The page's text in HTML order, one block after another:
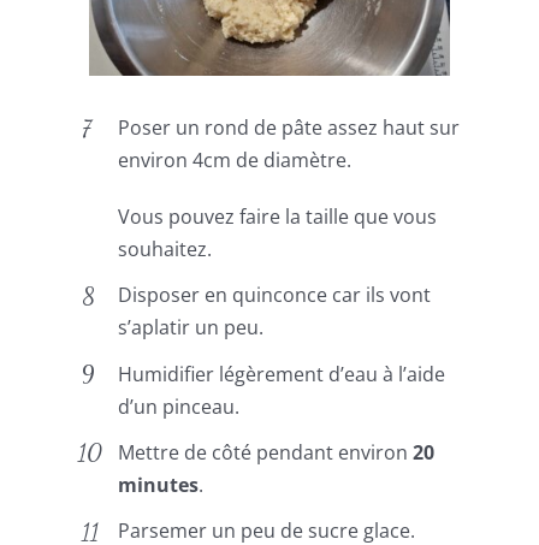
Poser un rond de pâte assez haut sur
environ 4cm de diamètre.
Vous pouvez faire la taille que vous
souhaitez.
Disposer en quinconce car ils vont
s’aplatir un peu.
Humidifier légèrement d’eau à l’aide
d’un pinceau.
Mettre de côté pendant environ20
minutes.
Parsemer un peu de sucre glace.